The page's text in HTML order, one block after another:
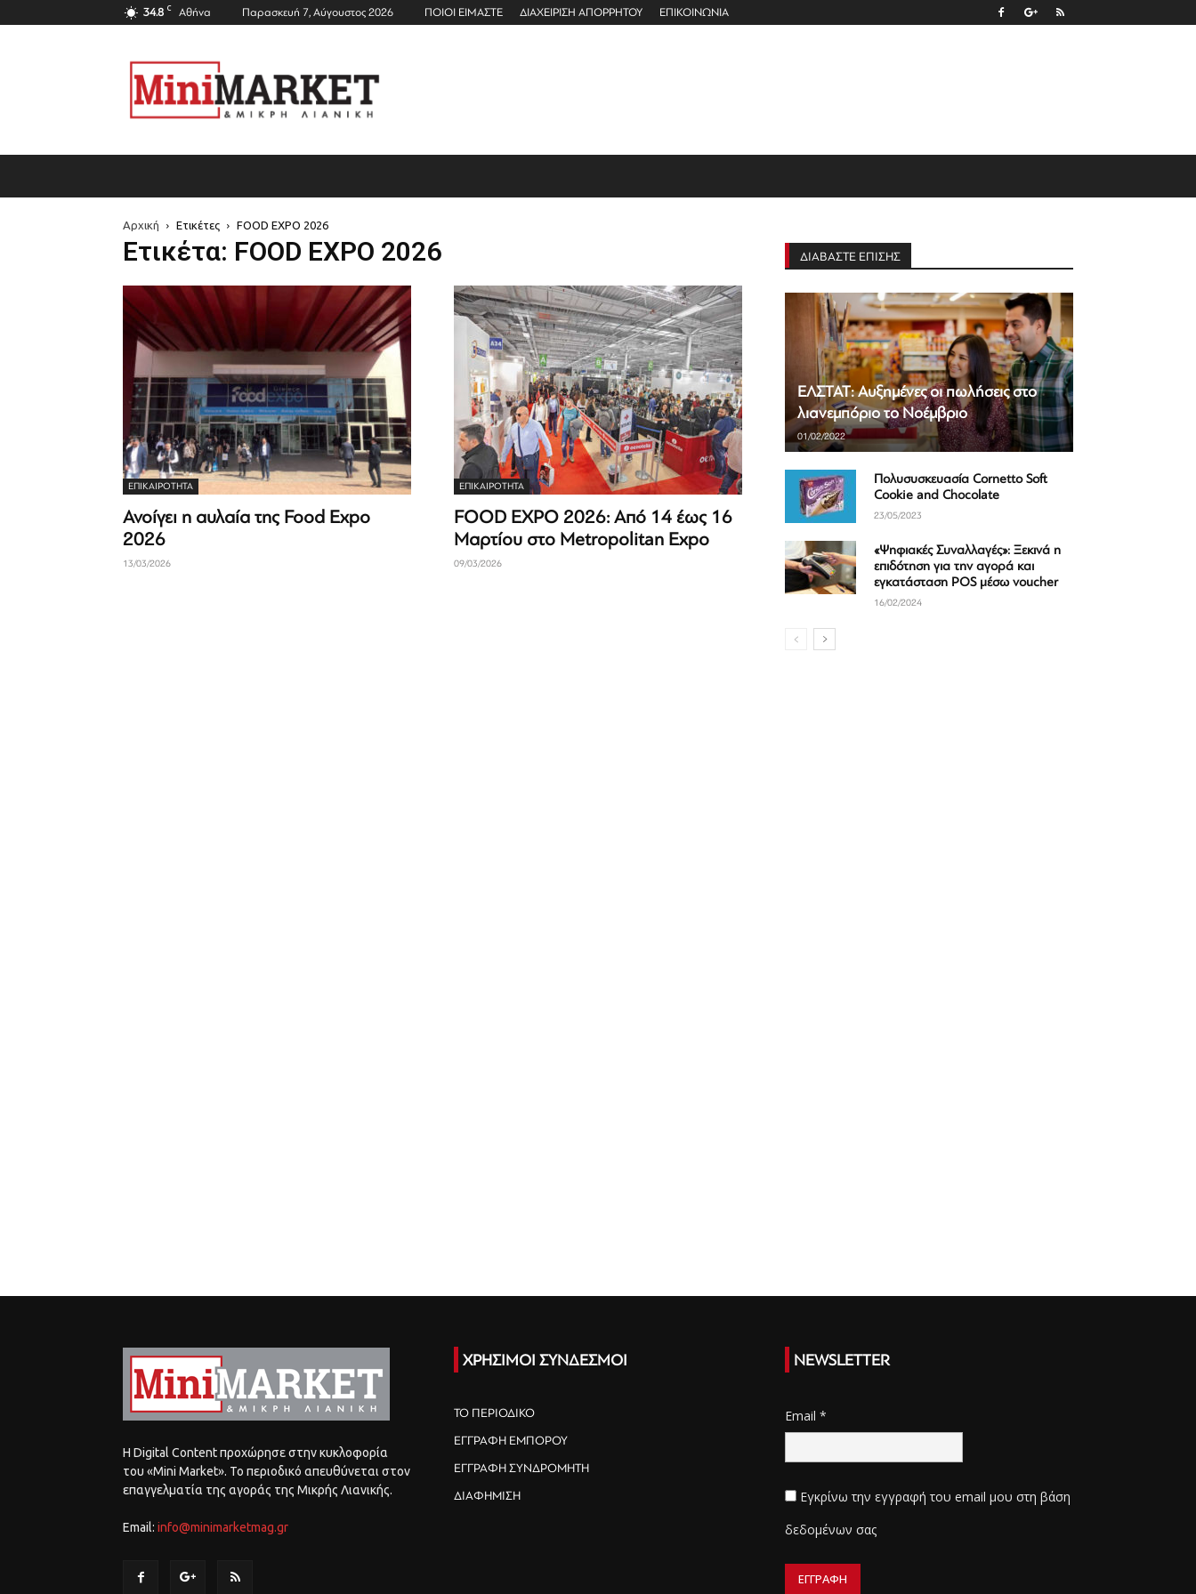
34.8 C Αθήνα Παρασκευή 7, Αύγουστος 2026 ΠΟΙΟΙ ΕΙΜΑΣΤΕ ΔΙΑΧΕΙΡΙΣΗ ΑΠΟΡΡΗΤΟΥ ΕΠΙΚΟΙΝΩΝΙΑ
Mini
Market
Magazine
Αρχική Ετικέτες FOOD EXPO 2026
Ετικέτα: FOOD EXPO 2026
ΕΠΙΚΑΙΡΟΤΗΤΑ
Ανοίγει η αυλαία της Food Expo
2026
13/03/2026
ΕΠΙΚΑΙΡΟΤΗΤΑ
FOOD EXPO 2026: Από 14 έως 16
Μαρτίου στο Metropolitan Expo
09/03/2026
ΔΙΑΒΑΣΤΕ ΕΠΙΣΗΣ
ΕΛΣΤΑΤ: Αυξημένες οι πωλήσεις στο
λιανεμπόριο το Νοέμβριο
01/02/2022
Πολυσυσκευασία Cornetto Soft
Cookie and Chocolate
23/05/2023
«Ψηφιακές Συναλλαγές»: Ξεκινά η
επιδότηση για την αγορά και
εγκατάσταση POS μέσω voucher
16/02/2024
Η Digital Content προχώρησε στην κυκλοφορία
του «Mini Market». Το περιοδικό απευθύνεται στον
επαγγελματία της αγοράς της Μικρής Λιανικής.
Email: info@minimarketmag.gr
ΧΡΗΣΙΜΟΙ ΣΥΝΔΕΣΜΟΙ
ΤΟ ΠΕΡΙΟΔΙΚΟ
ΕΓΓΡΑΦΗ ΕΜΠΟΡΟΥ
ΕΓΓΡΑΦΗ ΣΥΝΔΡΟΜΗΤΗ
ΔΙΑΦΗΜΙΣΗ
NEWSLETTER
Email *
Εγκρίνω την εγγραφή του email μου στη βάση
δεδομένων σας